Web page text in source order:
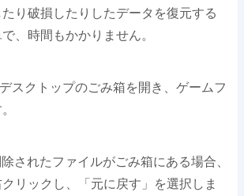
り破損したりしたデータを復元する
、時間もかかりません。
スクトップのごみ箱を開き、ゲームフ
されたファイルがごみ箱にある場合、
リックし、「元に戻す」を選択しま